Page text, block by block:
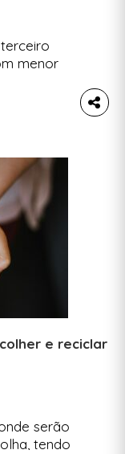
menor
e reciclar
serão
tendo